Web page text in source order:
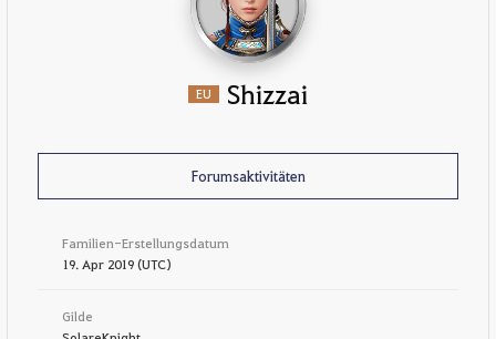
EU Shizzai
Forumsaktivitäten
Familien-Erstellungsdatum
19. Apr 2019 (UTC)
Gilde